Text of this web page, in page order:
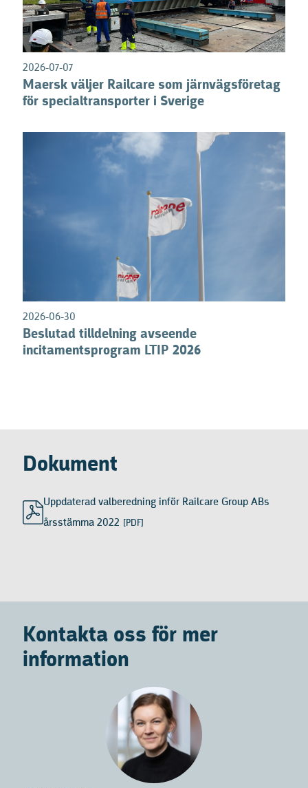
2026-07-07
Maersk väljer Railcare som järnvägsföretag
för specialtransporter i Sverige
0
2026-06-30
Beslutad tilldelning avseende
incitamentsprogram LTIP 2026
Dokument
Uppdaterad valberedning inför Railcare Group ABs
årsstämma 2022
[PDF]
Kontakta oss för mer
information